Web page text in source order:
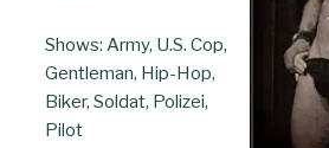
Shows: Army, U.S. Cop,
Gentleman, Hip-Hop,
Biker, Soldat, Polizei,
Pilot